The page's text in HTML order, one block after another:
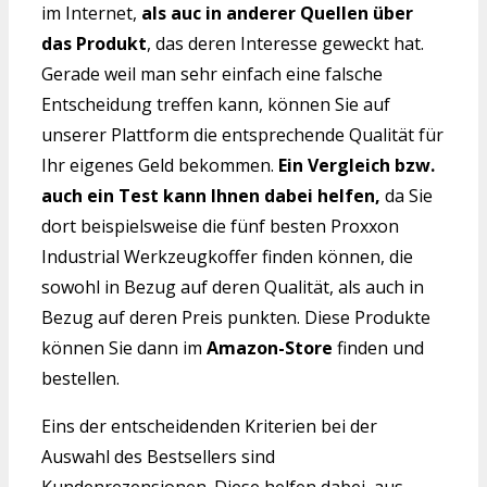
im Internet, als auc in anderer Quellen über
das Produkt, das deren Interesse geweckt hat.
Gerade weil man sehr einfach eine falsche
Entscheidung treffen kann, können Sie auf
unserer Plattform die entsprechende Qualität für
Ihr eigenes Geld bekommen. Ein Vergleich bzw.
auch ein Test kann Ihnen dabei helfen, da Sie
dort beispielsweise die fünf besten Proxxon
Industrial Werkzeugkoffer finden können, die
sowohl in Bezug auf deren Qualität, als auch in
Bezug auf deren Preis punkten. Diese Produkte
können Sie dann im Amazon-Store finden und
bestellen.
Eins der entscheidenden Kriterien bei der
Auswahl des Bestsellers sind